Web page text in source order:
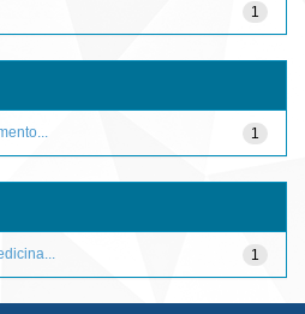
1
1
1